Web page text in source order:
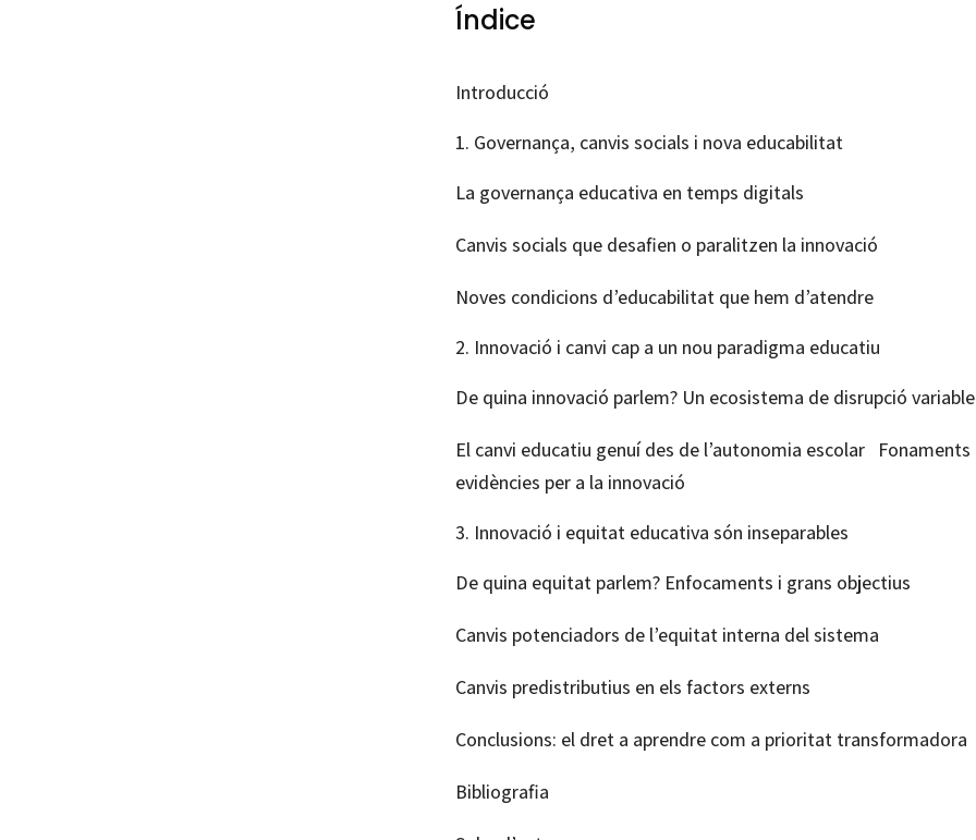
Índice
Introducció
Governança, canvis socials i nova educabilitat
La governança educativa en temps digitals
Canvis socials que desafien o paralitzen la innovació
Noves condicions d’educabilitat que hem d’atendre
Innovació i canvi cap a un nou paradigma educatiu
De quina innovació parlem? Un ecosistema de disrupció variable
El canvi educatiu genuí des de l’autonomia escolar Fonaments
evidències per a la innovació
Innovació i equitat educativa són inseparables
De quina equitat parlem? Enfocaments i grans objectius
Canvis potenciadors de l’equitat interna del sistema
Canvis predistributius en els factors externs
Conclusions: el dret a aprendre com a prioritat transformadora
Bibliografia